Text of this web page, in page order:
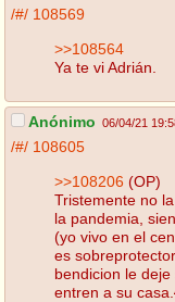
/#/ 108569
>>108564
Ya te vi Adrián.
Anónimo 06/04/21
/#/ 108605
>>108206 (OP)
Tristemente no
la pandemia,
(yo vivo en el
es
bendicion le
entren a su casa.